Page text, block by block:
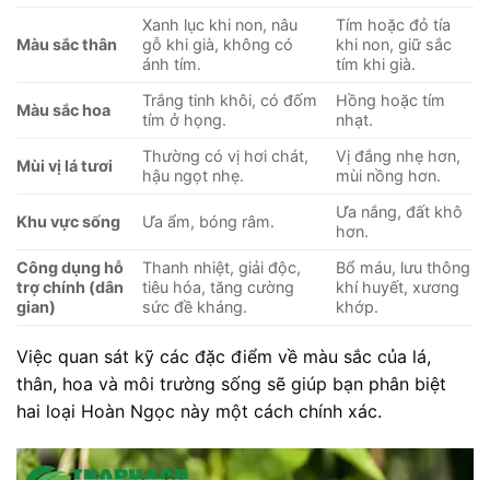
Màu sắc thân
Xanh lục khi non, nâu
gỗ khi già, không có
ánh tím.
Tím hoặc đỏ tía
khi non, giữ sắc
tím khi già.
Màu sắc hoa
Trắng tinh khôi, có đốm
tím ở họng.
Hồng hoặc tím
nhạt.
Mùi vị lá tươi
Thường có vị hơi chát,
hậu ngọt nhẹ.
Vị đắng nhẹ hơn,
mùi nồng hơn.
Khu vực sống Ưa ẩm, bóng râm.
Ưa nắng, đất khô
hơn.
Công dụng hỗ
trợ chính (dân
gian)
Thanh nhiệt, giải độc,
tiêu hóa, tăng cường
sức đề kháng.
Bổ máu, lưu thông
khí huyết, xương
khớp.
Việc quan sát kỹ các đặc điểm về màu sắc của lá,
thân, hoa và môi trường sống sẽ giúp bạn phân biệt
hai loại Hoàn Ngọc này một cách chính xác.